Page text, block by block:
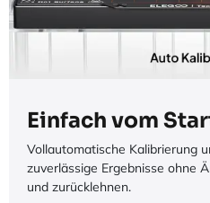
Einfach vom
Vollautomatische Kalibrierung
zuverlässige Ergebnisse ohne
und zurücklehnen.